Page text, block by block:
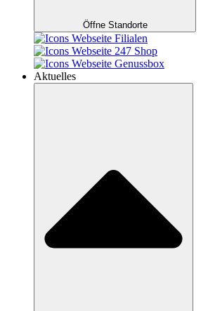
Öffne Standorte
Aktuelles